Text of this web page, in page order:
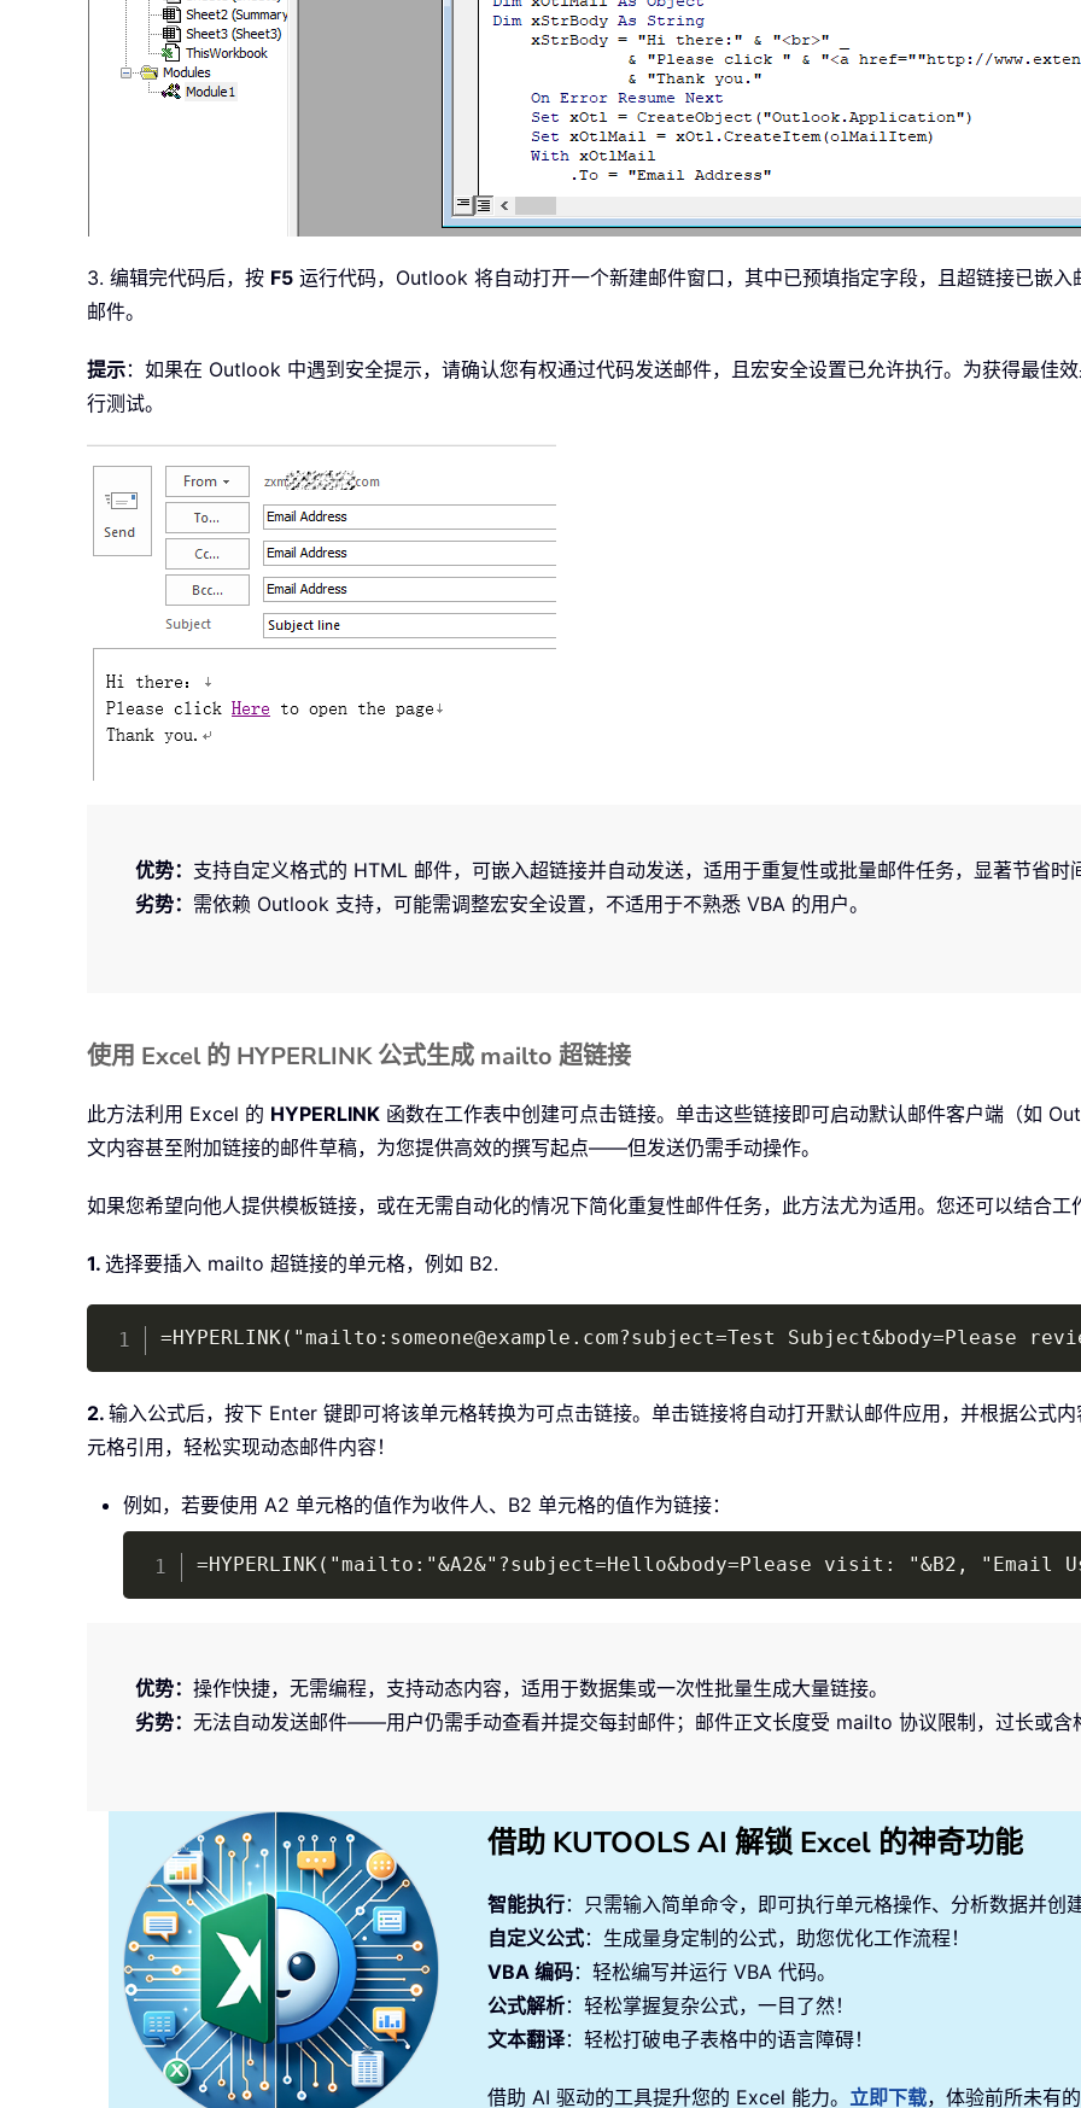
3. 编辑完代码后，按 F5 运行代码，Outlook 将自动打开一个新建邮件窗口，其中已预填指定字段，且超链接已嵌
邮件。
提示：如果在 Outlook 中遇到安全提示，请确认您有权通过代码发送邮件，且宏安全设置已允许执行。为获得最佳
行测试。
优势： 支持自定义格式的 HTML 邮件，可嵌入超链接并自动发送，适用于重复性或批量邮件任务，显著节省时
劣势： 需依赖 Outlook 支持，可能需调整宏安全设置，不适用于不熟悉 VBA 的用户。
使用 Excel 的 HYPERLINK 公式生成 mailto 超链接
此方法利用 Excel 的 HYPERLINK 函数在工作表中创建可点击链接。单击这些链接即可启动默认邮件客户端（如
文内容甚至附加链接的邮件草稿，为您提供高效的撰写起点——但发送仍需手动操作。
如果您希望向他人提供模板链接，或在无需自动化的情况下简化重复性邮件任务，此方法尤为适用。您还可以结合
1. 选择要插入 mailto 超链接的单元格，例如 B2.
=HYPERLINK("mailto:someone@example.com?subject=Test
2. 输入公式后，按下 Enter 键即可将该单元格转换为可点击链接。单击链接将自动打开默认邮件应用，并根据公式内
元格引用，轻松实现动态邮件内容！
例如，若要使用 A2 单元格的值作为收件人、B2 单元格的值作为链接：
=HYPERLINK("mailto:"&A2&"?subject=Hello&body=Please visit: "&B2, "Email
优势： 操作快捷，无需编程，支持动态内容，适用于数据集或一次性批量生成大量链接。
劣势： 无法自动发送邮件——用户仍需手动查看并提交每封邮件；邮件正文长度受 mailto 协议限制，过长或含
借助 KUTOOLS AI 解锁 Excel 的神奇功能
智能执行：只需输入简单命令，即可执行单元格操作、分析数据并创
自定义公式：生成量身定制的公式，助您优化工作流程！
VBA 编码：轻松编写并运行 VBA 代码。
公式解析：轻松掌握复杂公式，一目了然！
文本翻译：轻松打破电子表格中的语言障碍！
借助 AI 驱动的工具提升您的 Excel 能力。 立即下载，体验前所未有